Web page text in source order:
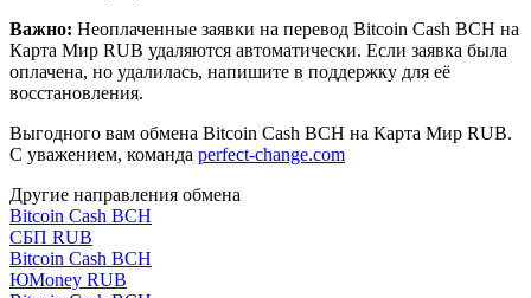
Важно: Неоплаченные заявки на перевод Bitcoin Cash BCH на
Карта Мир RUB удаляются автоматически. Если заявка была
оплачена, но удалилась, напишите в поддержку для её
восстановления.
Выгодного вам обмена Bitcoin Cash BCH на Карта Мир RUB.
С уважением, команда perfect-change.com
Другие направления обмена
Bitcoin Cash BCH
СБП RUB
Bitcoin Cash BCH
ЮMoney RUB